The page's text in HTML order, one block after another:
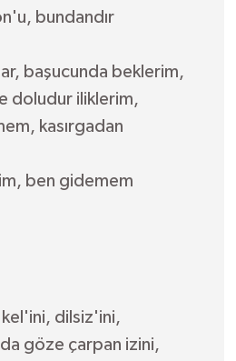
bundandır
başucunda beklerim,
doludur iliklerim,
kasırgadan
ben gidemem
kel'ini, dilsiz'ini,
göze çarpan izini,